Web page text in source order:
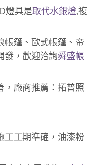
燈具是取代水銀燈,複
帳篷、歐式帳篷、帝
發，歡迎洽詢舜盛帳
，廠商推薦：拓普照
工工期準確，油漆粉